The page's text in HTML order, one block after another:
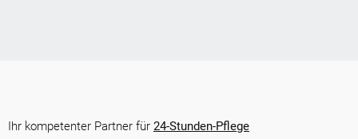
Ihr kompetenter Partner für 24-Stunden-Pflege